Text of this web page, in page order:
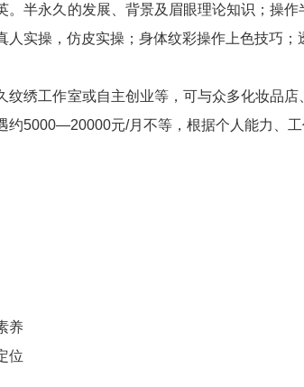
。半永久的发展、背景及眉眼理论知识；操
人实操，仿皮实操；身体纹彩操作上色技巧；
纹绣工作室或自主创业等，可与众多化妆品
约5000—20000元/月不等，根据个人能力、工
养
位